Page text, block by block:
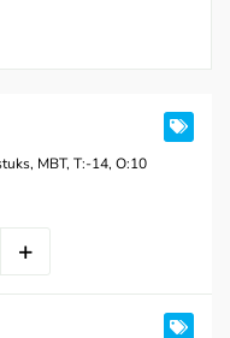
MBT, T:-14, O:10